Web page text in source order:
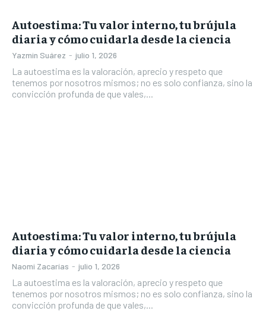
Autoestima: Tu valor interno, tu brújula
diaria y cómo cuidarla desde la ciencia
Yazmin Suárez - julio 1, 2026
La autoestima es la valoración, aprecio y respeto que
tenemos por nosotros mismos; no es solo confianza, sino la
convicción profunda de que vales,...
Autoestima: Tu valor interno, tu brújula
diaria y cómo cuidarla desde la ciencia
Naomi Zacarías - julio 1, 2026
La autoestima es la valoración, aprecio y respeto que
tenemos por nosotros mismos; no es solo confianza, sino la
convicción profunda de que vales,...